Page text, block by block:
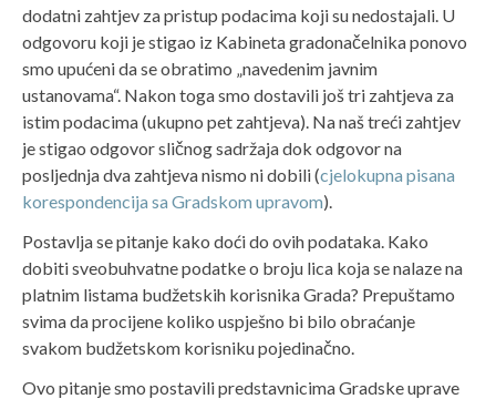
dodatni zahtjev za pristup podacima koji su nedostajali. U
odgovoru koji je stigao iz Kabineta gradonačelnika ponovo
smo upućeni da se obratimo „navedenim javnim
ustanovama“. Nakon toga smo dostavili još tri zahtjeva za
istim podacima (ukupno pet zahtjeva). Na naš treći zahtjev
je stigao odgovor sličnog sadržaja dok odgovor na
posljednja dva zahtjeva nismo ni dobili (cjelokupna pisana
korespondencija sa Gradskom upravom).
Postavlja se pitanje kako doći do ovih podataka. Kako
dobiti sveobuhvatne podatke o broju lica koja se nalaze na
platnim listama budžetskih korisnika Grada? Prepuštamo
svima da procijene koliko uspješno bi bilo obraćanje
svakom budžetskom korisniku pojedinačno.
Ovo pitanje smo postavili predstavnicima Gradske uprave